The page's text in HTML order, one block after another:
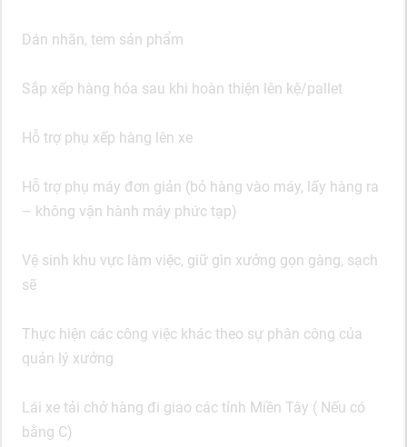
Dán nhãn, tem sản phẩm
Sắp xếp hàng hóa sau khi hoàn thiện lên kệ/pallet
Hỗ trợ phụ xếp hàng lên xe
Hỗ trợ phụ máy đơn giản (bỏ hàng vào máy, lấy hàng ra
– không vận hành máy phức tạp)
Vệ sinh khu vực làm việc, giữ gìn xưởng gọn gàng, sạch
sẽ
Thực hiện các công việc khác theo sự phân công của
quản lý xưởng
Lái xe tải chở hàng đi giao các tỉnh Miền Tây ( Nếu có
bằng C)